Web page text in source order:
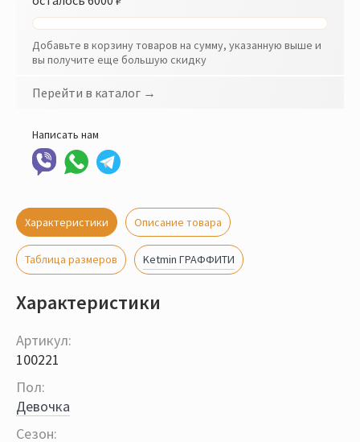
Добавьте в корзину товаров на сумму, указанную выше и
вы получите еще большую скидку
Перейти в каталог →
Написать нам
Характеристики Описание товара
Таблица размеров Ketmin ГРАФФИТИ
Характеристики
Артикул:
100221
Пол:
Девочка
Сезон: